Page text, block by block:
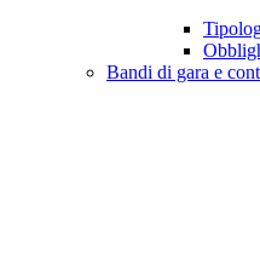
Bandi di gara e